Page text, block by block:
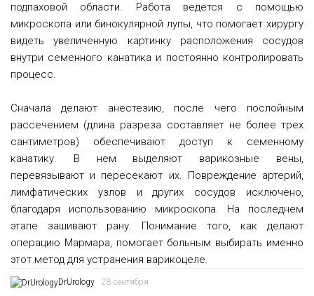
подпаховой области. Работа ведется с помощью
микроскопа или бинокулярной лупы, что помогает хирургу
видеть увеличенную картинку расположения сосудов
внутри семенного канатика и постоянно контролировать
процесс.
Сначала делают анестезию, после чего послойным
рассечением (длина разреза составляет не более трех
сантиметров) обеспечивают доступ к семенному
канатику. В нем выделяют варикозные вены,
перевязывают и пересекают их. Повреждение артерий,
лимфатических узлов и других сосудов исключено,
благодаря использованию микроскопа. На последнем
этапе зашивают рану. Понимание того, как делают
операцию Мармара, помогает больным выбирать именно
этот метод для устранения варикоцеле.
DrUrology 28 сентября